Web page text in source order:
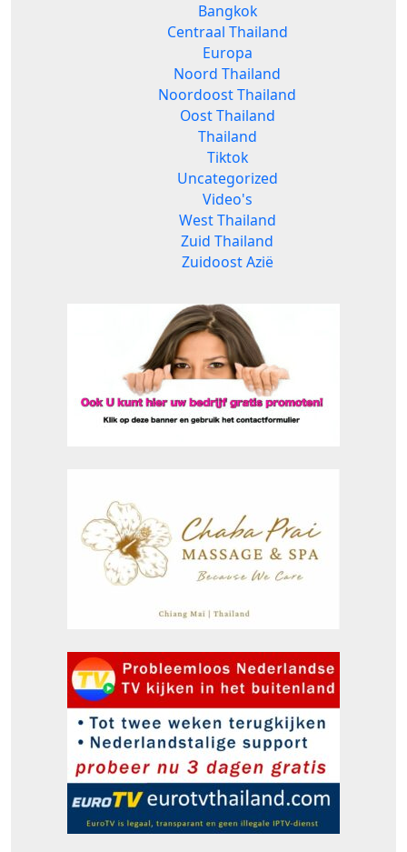
Bangkok
Centraal Thailand
Europa
Noord Thailand
Noordoost Thailand
Oost Thailand
Thailand
Tiktok
Uncategorized
Video's
West Thailand
Zuid Thailand
Zuidoost Azië